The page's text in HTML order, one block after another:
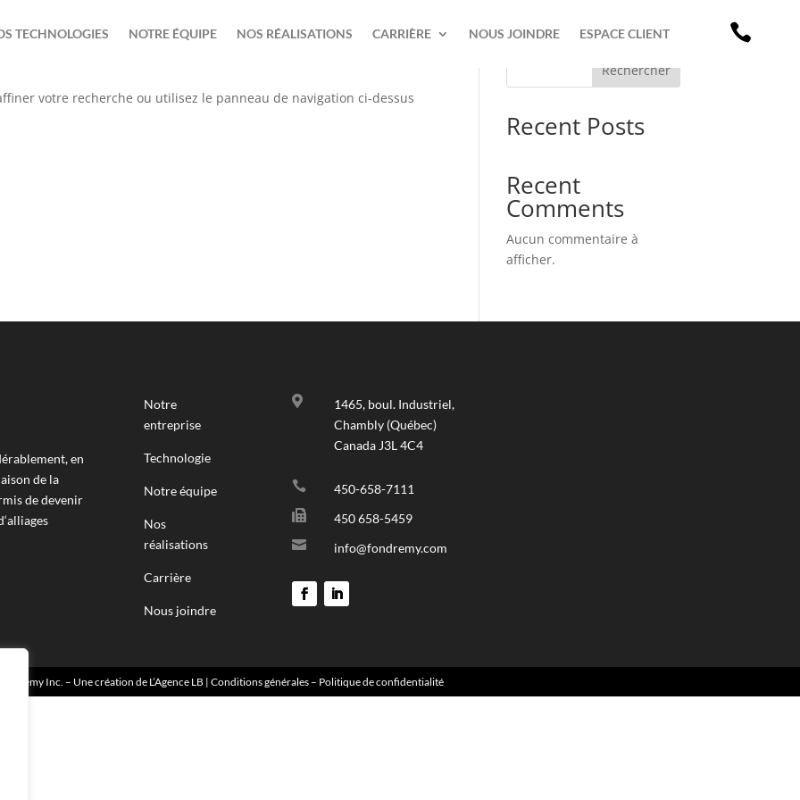
TECHNOLOGIES NOTRE ÉQUIPE NOS RÉALISATIONS CARRIÈRE NOUS JOINDRE ESPACE CLIENT 
votre recherche ou utilisez le panneau de navigation ci-dessus
Rechercher
Recent Posts
Recent
Comments
Aucun commentaire à
afficher.
en
de la
de devenir
Notre
entreprise
Technologie
Notre équipe
Nos
réalisations
Carrière
Nous joindre

1465, boul. Industriel,
Chambly (Québec)
Canada J3L 4C4
 450-658-7111
 450 658-5459
 info@fondremy.com
Inc. – Une création de L’Agence LB | Conditions générales– Politique de confidentialité